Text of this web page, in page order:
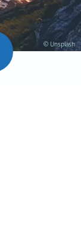
© Unsplash